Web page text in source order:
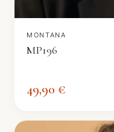
MONTANA
MP196
49,90 €